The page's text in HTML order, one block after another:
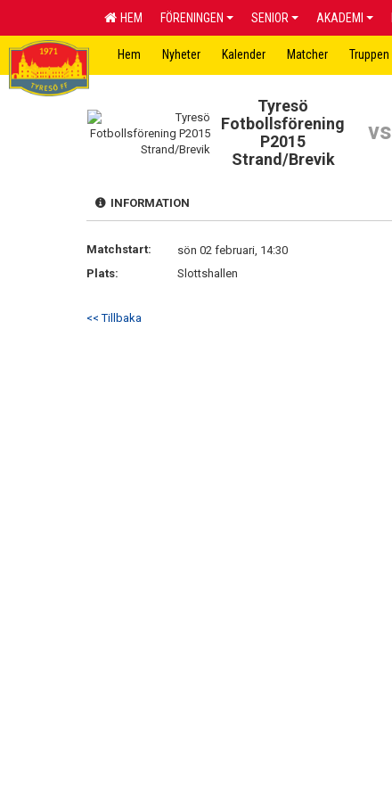
HEM FÖRENINGEN SENIOR AKADEMI
Hem Nyheter Kalender Matcher Truppen
Tyresö
Fotbollsförening
P2015
Strand/Brevik
vs
INFORMATION
Matchstart:
sön 02 februari, 14:30
Plats:
Slottshallen
<< Tillbaka